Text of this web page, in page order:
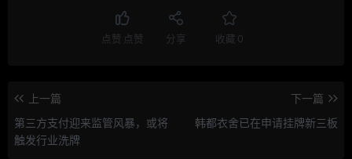
点赞 点赞 分享 收藏 0
上一篇
第三方支付迎来监管风暴，或将
触发行业洗牌
下一篇
韩都衣舍已在申请挂牌新三板